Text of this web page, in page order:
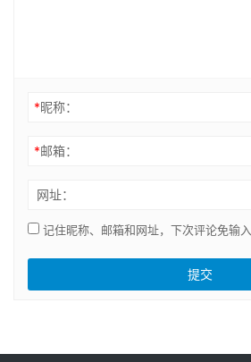
*昵称：
*邮箱：
网址：
记住昵称、邮箱和网址，下次评论免输入